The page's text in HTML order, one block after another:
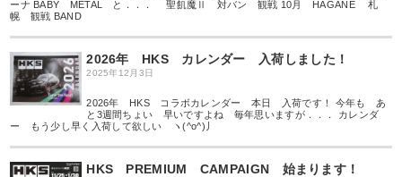
ーナ BABY METAL と．．． 聖飢魔Ⅱ 対バン 観戦 10月 HAGANE 札
幌 観戦 BAND
2026年 HKS カレンダー 入荷しました！
2025年12月3日
2026年 HKS コラボカレンダー 本日 入荷です！ 今年も あ
と3週間ちょい 早いですよね 毎年思いますが．．． カレンダ
ー もう少し早く入荷して欲しい ヽ(^o^)丿
HKS PREMIUM CAMPAIGN 始まります！